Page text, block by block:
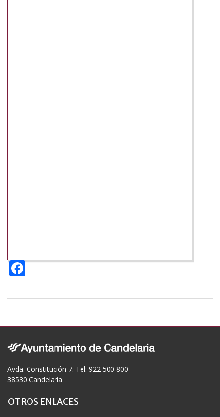
F
e
o
o
k
Avda. Constitución 7. Tel: 922 500 800
38530 Candelaria
OTROS ENLACES